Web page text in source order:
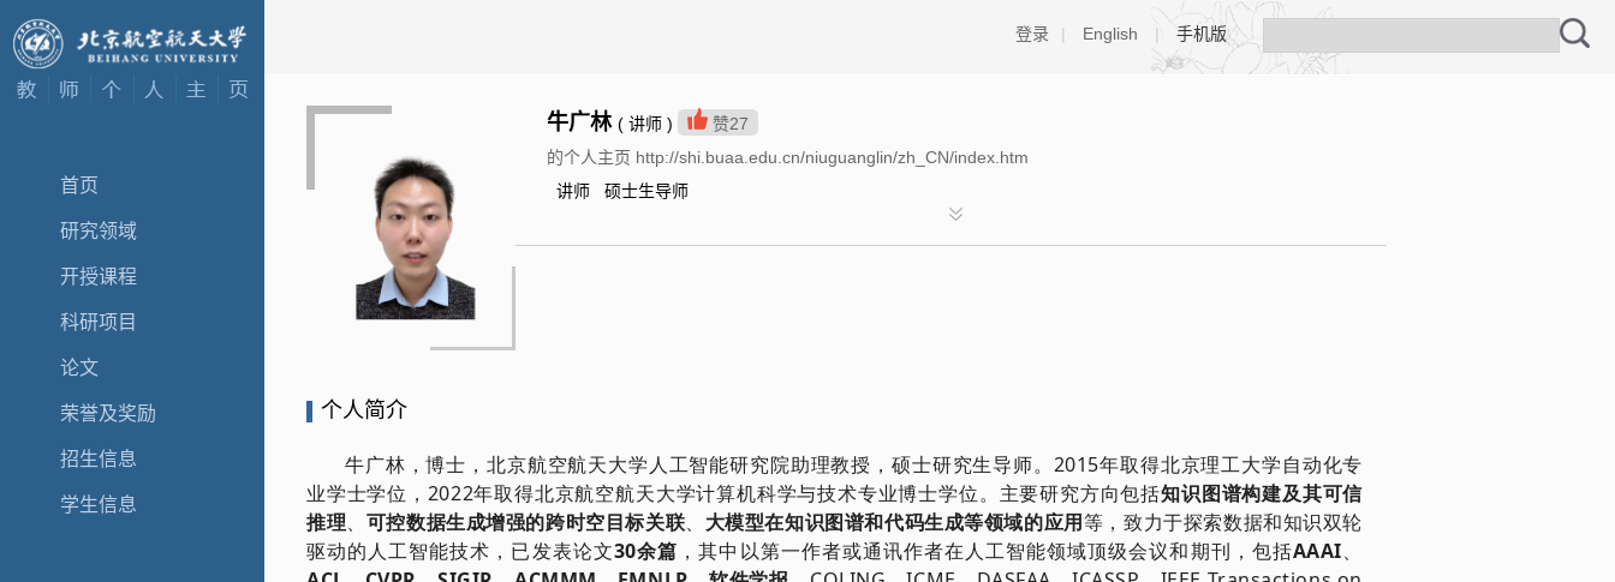
首页
研究领域
开授课程
科研项目
论文
荣誉及奖励
招生信息
学生信息
登录 | English | 手机版
牛广林 ( 讲师 ) 赞27
的个人主页 http://shi.buaa.edu.cn/niuguanglin/zh_CN/index.htm
讲师 硕士生导师
个人简介